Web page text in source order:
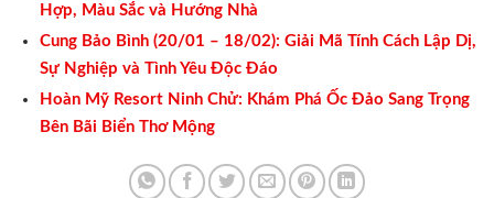
Hợp, Màu Sắc và Hướng Nhà
Cung Bảo Bình (20/01 – 18/02): Giải Mã Tính Cách Lập Dị,
Sự Nghiệp và Tình Yêu Độc Đáo
Hoàn Mỹ Resort Ninh Chử: Khám Phá Ốc Đảo Sang Trọng
Bên Bãi Biển Thơ Mộng